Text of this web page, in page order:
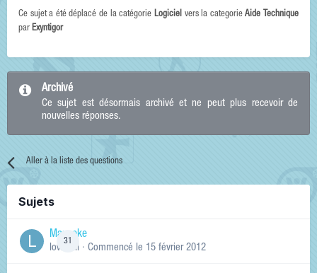
Ce sujet a été déplacé de la catégorie Logicielvers la categorieAide Technique
par Exyntigor
Archivé
Ce sujet est désormais archivé et ne peut plus recevoir de
nouvelles réponses.
Aller à la liste des questions
Sujets
31
Manneke
lowskill · Commencé le 15 février 2012